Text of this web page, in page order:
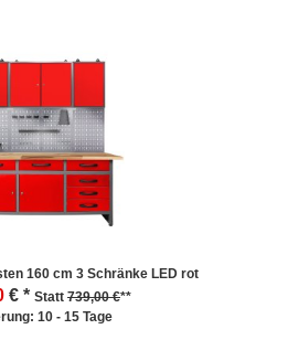
160 cm 3 Schränke LED rot
€ * Statt 739,00 €**
10 - 15 Tage